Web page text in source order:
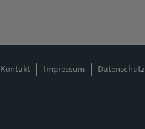
Kontakt Impressum Datenschutz